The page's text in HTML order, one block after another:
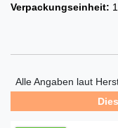
Verpackungseinheit:
Alle Angaben laut